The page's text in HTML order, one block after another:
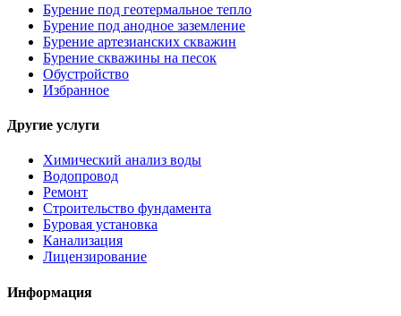
Бурение под геотермальное тепло
Бурение под анодное заземление
Бурение артезианских скважин
Бурение скважины на песок
Обустройство
Избранное
Другие услуги
Химический анализ воды
Водопровод
Ремонт
Строительство фундамента
Буровая установка
Канализация
Лицензирование
Информация